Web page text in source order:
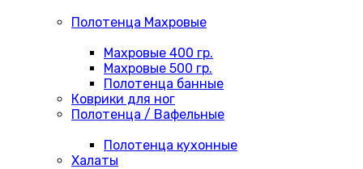
Полотенца Махровые
Махровые 400 гр.
Махровые 500 гр.
Полотенца банные
Коврики для ног
Полотенца / Вафельные
Полотенца кухонные
Халаты